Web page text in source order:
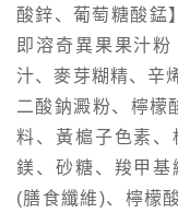
酸鋅、葡萄糖酸錳
即溶奇異果果汁
汁、麥芽糊精、辛
二酸鈉澱粉、檸檬
料、黃槴子色素
鎂、砂糖、羧甲
(膳食纖維)、檸檬